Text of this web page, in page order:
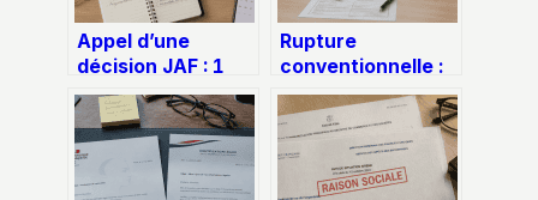
Appel d’une
décision JAF : 1
mois pour agir et
sécuriser l’avenir
de vos enfants
Rupture
conventionnelle :
quand le silence
vaut refus et
quand il vaut
homologation